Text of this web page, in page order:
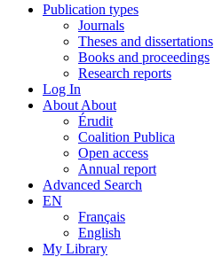
Publication types
Journals
Theses and dissertations
Books and proceedings
Research reports
Log In
About About
Érudit
Coalition Publica
Open access
Annual report
Advanced Search
EN
Français
English
My Library